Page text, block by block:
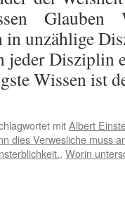
Glauben
in unzählige
jeder Disziplin
Wissen ist
mitAlbert
dies Verwesliche muss
, Worin